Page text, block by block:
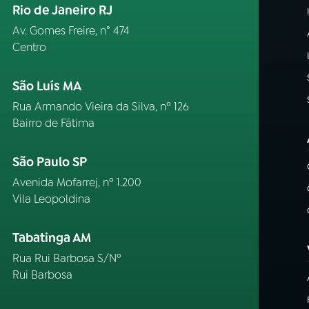
Rio de Janeiro RJ
Av. Gomes Freire, n° 474
Centro
São Luís MA
Rua Armando Vieira da Silva, nº 126
Bairro de Fátima
São Paulo SP
Avenida Mofarrej, nº 1.200
Vila Leopoldina
Tabatinga AM
Rua Rui Barbosa S/Nº
Rui Barbosa